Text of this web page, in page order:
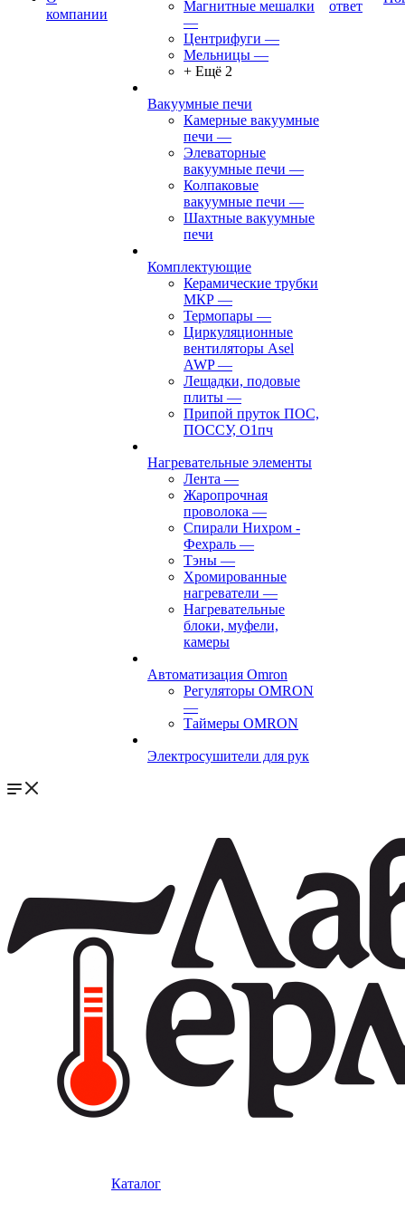
компании
Магнитные мешалки
—
Центрифуги —
Мельницы —
+ Ещё 2
Вакуумные печи
Камерные вакуумные
печи —
Элеваторные
вакуумные печи —
Колпаковые
вакуумные печи —
Шахтные вакуумные
печи
Комплектующие
Керамические трубки
МКР —
Термопары —
Циркуляционные
вентиляторы Asel
AWP—
Лещадки, подовые
плиты —
Припой пруток ПОС,
ПОССУ, О1пч
Нагревательные элементы
Лента —
Жаропрочная
проволока —
Спирали Нихром -
Фехраль —
Тэны —
Хромированные
нагреватели —
Нагревательные
блоки, муфели,
камеры
Автоматизация Omron
Регуляторы OMRON
—
Таймеры OMRON
Электросушители для рук
ответ
Каталог